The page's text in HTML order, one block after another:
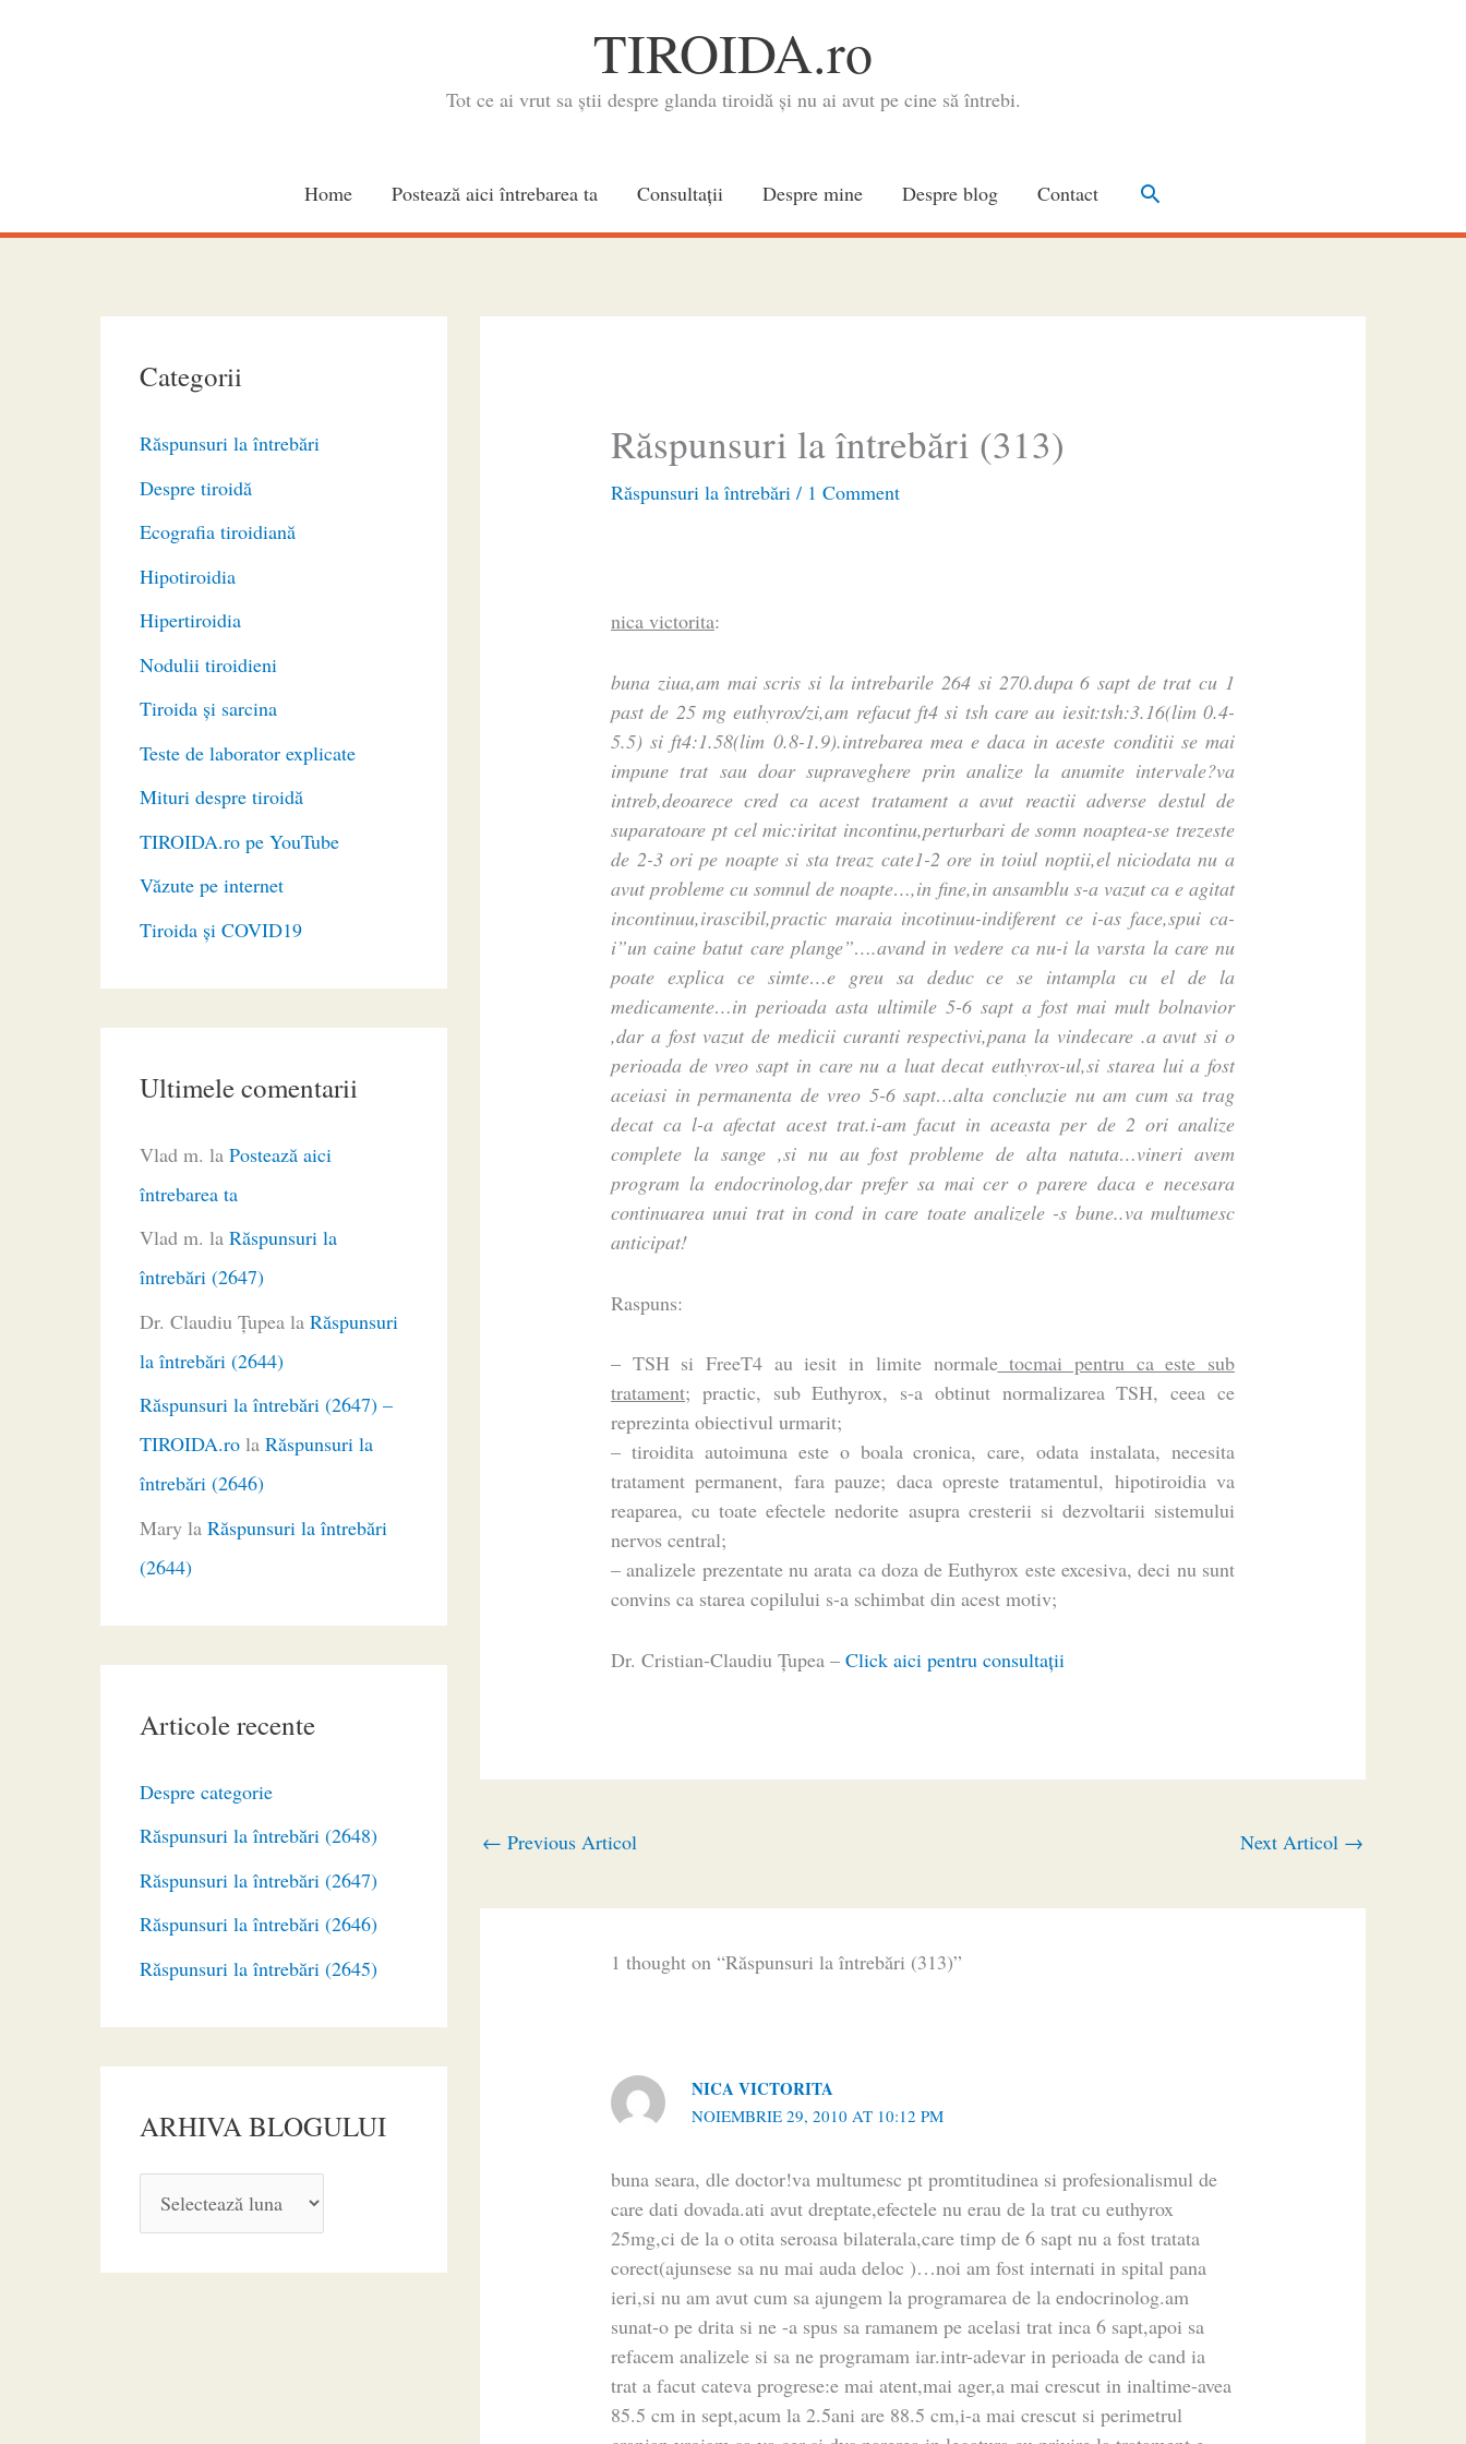
TIROIDA.ro
Tot ce ai vrut sa știi despre glanda tiroidă și nu ai avut pe cine să întrebi.
Home Postează aici întrebarea ta Consultaţii Despre mine Despre blog Contact Search
Categorii
Răspunsuri la întrebări
Despre tiroidă
Ecografia tiroidiană
Hipotiroidia
Hipertiroidia
Nodulii tiroidieni
Tiroida și sarcina
Teste de laborator explicate
Mituri despre tiroidă
TIROIDA.ro pe YouTube
Văzute pe internet
Tiroida și COVID19
Ultimele comentarii
Vlad m. la Postează aici
întrebarea ta
Vlad m. la Răspunsuri la
întrebări (2647)
Dr. Claudiu Ţupea la Răspunsuri
la întrebări (2644)
Răspunsuri la întrebări (2647) –
TIROIDA.ro la Răspunsuri la
întrebări (2646)
Mary la Răspunsuri la întrebări
(2644)
Articole recente
Despre categorie
Răspunsuri la întrebări (2648)
Răspunsuri la întrebări (2647)
Răspunsuri la întrebări (2646)
Răspunsuri la întrebări (2645)
ARHIVA BLOGULUI
R
H
Răspunsuri la întrebări (313)
Răspunsuri la întrebări / 1 Comment
nica victorita:
buna ziua,am mai scris si la intrebarile 264 si 270.dupa 6 sapt de trat cu 1
past de 25 mg euthyrox/zi,am refacut ft4 si tsh care au iesit:tsh:3.16(lim 0.4-
5.5) si ft4:1.58(lim 0.8-1.9).intrebarea mea e daca in aceste conditii se mai
impune trat sau doar supraveghere prin analize la anumite intervale?va
intreb,deoarece cred ca acest tratament a avut reactii adverse destul de
suparatoare pt cel mic:iritat incontinu,perturbari de somn noaptea-se trezeste
de 2-3 ori pe noapte si sta treaz cate1-2 ore in toiul noptii,el niciodata nu a
avut probleme cu somnul de noapte…,in fine,in ansamblu s-a vazut ca e agitat
incontinuu,irascibil,practic maraia incotinuu-indiferent ce i-as face,spui ca-
i”un caine batut care plange”….avand in vedere ca nu-i la varsta la care nu
poate explica ce simte…e greu sa deduc ce se intampla cu el de la
medicamente…in perioada asta ultimile 5-6 sapt a fost mai mult bolnavior
,dar a fost vazut de medicii curanti respectivi,pana la vindecare .a avut si o
perioada de vreo sapt in care nu a luat decat euthyrox-ul,si starea lui a fost
aceiasi in permanenta de vreo 5-6 sapt…alta concluzie nu am cum sa trag
decat ca l-a afectat acest trat.i-am facut in aceasta per de 2 ori analize
complete la sange ,si nu au fost probleme de alta natuta…vineri avem
program la endocrinolog,dar prefer sa mai cer o parere daca e necesara
continuarea unui trat in cond in care toate analizele -s bune..va multumesc
anticipat!
Raspuns:
– TSH si FreeT4 au iesit in limite normaletocmai pentru ca este sub
tratament; practic, sub Euthyrox, s-a obtinut normalizarea TSH, ceea ce
reprezinta obiectivul urmarit;
– tiroidita autoimuna este o boala cronica, care, odata instalata, necesita
tratament permanent, fara pauze; daca opreste tratamentul, hipotiroidia va
reaparea, cu toate efectele nedorite asupra cresterii si dezvoltarii sistemului
nervos central;
– analizele prezentate nu arata ca doza de Euthyrox este excesiva, deci nu sunt
convins ca starea copilului s-a schimbat din acest motiv;
Dr. Cristian-Claudiu Ţupea –Click aici pentru consultaţii
← Previous Articol Next Articol →
1 thought on “Răspunsuri la întrebări (313)”
NICA VICTORITA
NOIEMBRIE 29, 2010 AT 10:12 PM
buna seara, dle doctor!va multumesc pt promtitudinea si profesionalismul de
care dati dovada.ati avut dreptate,efectele nu erau de la trat cu euthyrox
25mg,ci de la o otita seroasa bilaterala,care timp de 6 sapt nu a fost tratata
corect(ajunsese sa nu mai auda deloc )…noi am fost internati in spital pana
ieri,si nu am avut cum sa ajungem la programarea de la endocrinolog.am
sunat-o pe drita si ne -a spus sa ramanem pe acelasi trat inca 6 sapt,apoi sa
refacem analizele si sa ne programam iar.intr-adevar in perioada de cand ia
trat a facut cateva progrese:e mai atent,mai ager,a mai crescut in inaltime-avea
85.5 cm in sept,acum la 2.5ani are 88.5 cm,i-a mai crescut si perimetrul